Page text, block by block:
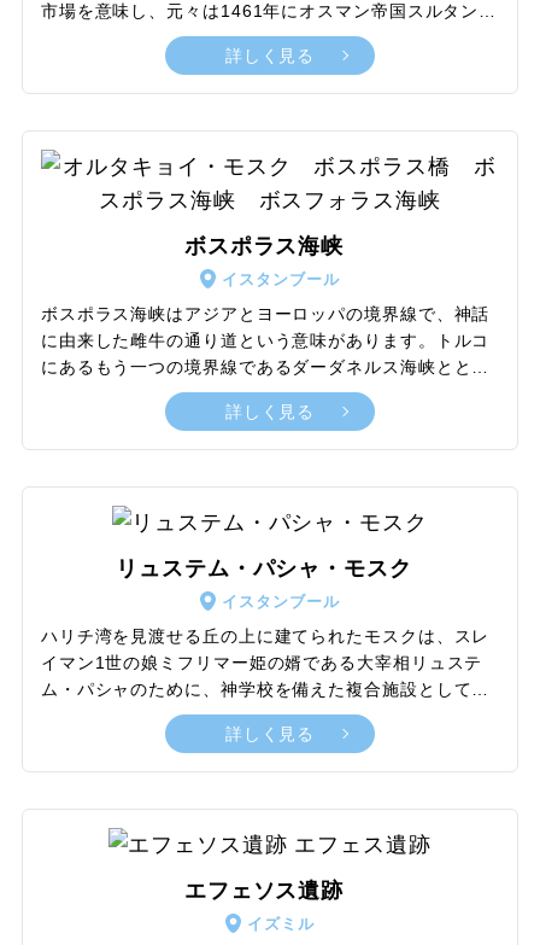
市場を意味し、元々は1461年にオスマン帝国スルタンの
メフメト2世がつくった小さなバザールでした。屋根の
付いた総面積3万700平方メートルもの敷地に4,000以上
の店舗が軒を連ねます。門は24カ所あり、入り組んだ路
オスマン帝国国章のプレートがはめ込まれています。バ
ザール内では、路地ごとに扱う商品が決まっており、金
ティーク、土産物と分かれています。飲食店や宿泊施設
もあり、いわば一つの街のような空間です。
詳しく見る
ボスポラス海峡
イスタンブール
ボスポラス海峡はアジアとヨーロッパの境界線で、神話
に由来した雌牛の通り道という意味があります。トルコ
にあるもう一つの境界線であるダーダネルス海峡ととも
に、ボスポラス海峡は交通の要衝として、世界史を語る
上では欠かせない存在です。ロシアが黒海から地中海に
進出するために、両海峡の航行権を巡って、当時のオス
ます。広大な海峡にかかる大橋は、クルーズ船から間近
は、オスマン帝国の歴史を今に伝える魅力的な観光名所
が点在しており、クルージングで海峡の雄大な姿と周辺
の見どころを一度に堪能できます。
詳しく見る
リュステム・パシャ・モスク
イスタンブール
ハリチ湾を見渡せる丘の上に建てられたモスクは、スレ
イマン1世の娘ミフリマー姫の婿である大宰相リュステ
ム・パシャのために、神学校を備えた複合施設として
1563年に完成しました。オスマン帝国時代の建築家ミマ
ール・シナンによって設計され、花柄と幾何学的なデザ
インのカラフルな赤と青のイズニックタイルで覆われて
の赤色で、このモスクが造られた年代以降は滅多に見ら
れなくなったため貴重なものとされています。イズニッ
クタイルのモチーフで有名なチューリップは約740種あ
りますが、このモスク内だけでも37のチューリップモチ
詳しく見る
エフェソス遺跡
イズミル